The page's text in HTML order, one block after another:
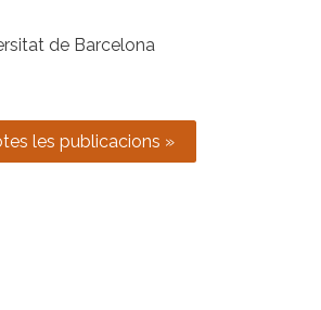
de Barcelona
les publicacions »